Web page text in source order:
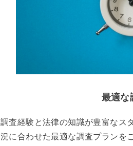
最適な
調査経験と法律の知識が豊富なス
況に合わせた最適な調査プランを